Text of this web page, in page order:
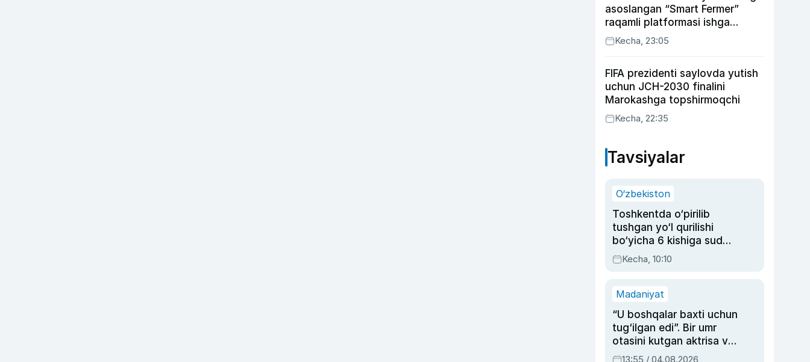
asoslangan “Smart Fermer”
raqamli platformasi ishga
tushiriladi
Kecha, 23:05
FIFA prezidenti saylovda yutish
uchun JCH-2030 finalini
Marokashga topshirmoqchi
Kecha, 22:35
Tavsiyalar
O‘zbekiston
Toshkentda o‘pirilib
tushgan yo‘l qurilishi
bo‘yicha 6 kishiga sud
hukmi o‘qildi
Kecha, 10:10
Madaniyat
“U boshqalar baxti uchun
tug‘ilgan edi”. Bir umr
otasini kutgan aktrisa va
dublyaj ustasi Rimma
13:55 / 04.08.2026